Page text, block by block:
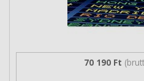
70 190 Ft